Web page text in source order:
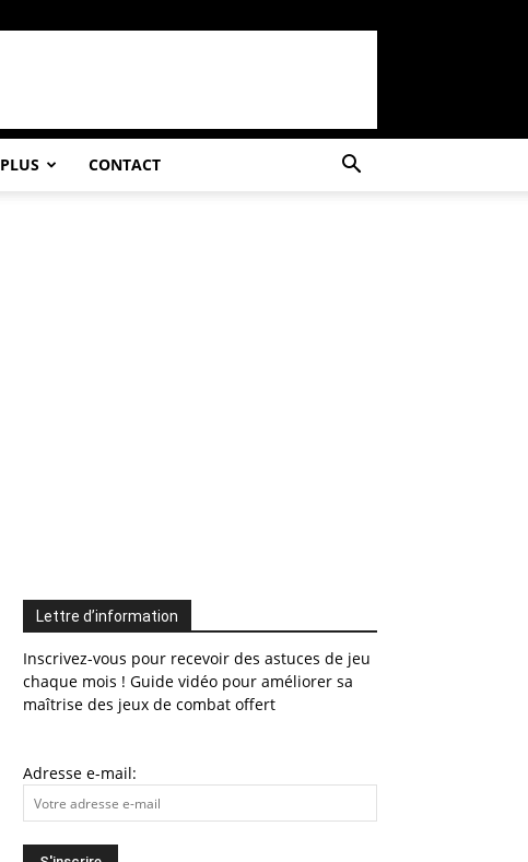
PLUS CONTACT
Lettre d’information
Inscrivez-vous pour recevoir des astuces de jeu
chaque mois ! Guide vidéo pour améliorer sa
maîtrise des jeux de combat offert
Adresse e-mail: